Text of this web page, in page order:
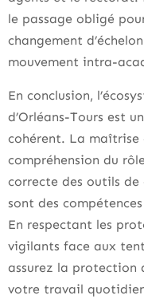
le passage obligé
changement
mouvement intra-
En conclusion,
d’Orléans-Tours est
cohérent. La maîtrise
compréhension du
correcte des outils de
sont des
En respectant les
vigilants face aux
assurez la protection
votre travail